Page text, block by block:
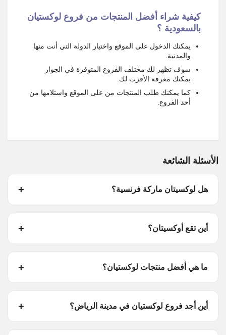
كيفية شراء أفضل المنتجات من فروع لوكستيان
بالسعودية ؟
يمكنك الدخول على الموقع واختيار الدولة التي أنت منها
والمدنية.
سوف تظهر لك مختلف الفروع المتوفرة في الجوار
يمكنك معرفة الأقرب لك.
كما يمكنك طلب المنتجات من على الموقع واستلامها من
أحد الفروع.
الأسئلة الشائعة
هل لوكسيتان ماركة فرنسية؟
أين تقع أوكسيتان؟
ما هي أفضل منتجات لوكستيان؟
أين أجد فروع لوكستيان في مدينة الرياض؟